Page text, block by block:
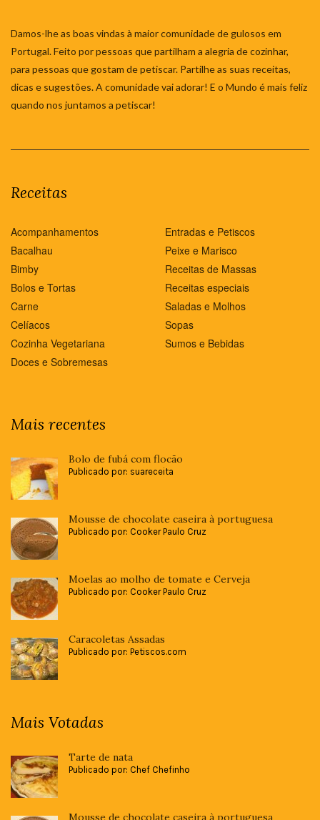
Damos-lhe as boas vindas à maior comunidade de gulosos em
Portugal. Feito por pessoas que partilham a alegria de cozinhar,
para pessoas que gostam de petiscar. Partilhe as suas receitas,
dicas e sugestões. A comunidade vai adorar! E o Mundo é mais feliz
quando nos juntamos a petiscar!
Receitas
Acompanhamentos
Bacalhau
Bimby
Bolos e Tortas
Carne
Celíacos
Cozinha Vegetariana
Doces e Sobremesas
Entradas e Petiscos
Peixe e Marisco
Receitas de Massas
Receitas especiais
Saladas e Molhos
Sopas
Sumos e Bebidas
Mais recentes
Bolo de fubá com flocão
Publicado por: suareceita
Mousse de chocolate caseira à portuguesa
Publicado por: Cooker Paulo Cruz
Moelas ao molho de tomate e Cerveja
Publicado por: Cooker Paulo Cruz
Caracoletas Assadas
Publicado por: Petiscos.com
Mais Votadas
Tarte de nata
Publicado por: Chef Chefinho
Mousse de chocolate caseira à portuguesa